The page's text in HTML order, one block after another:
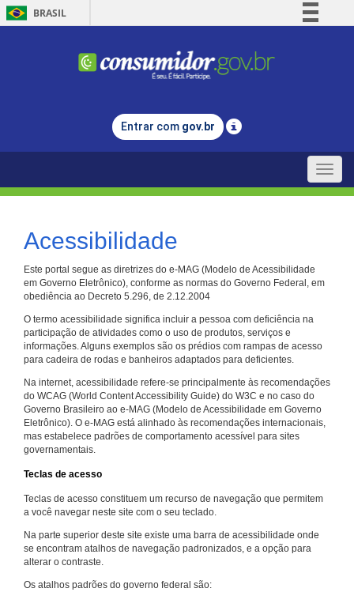
BRASIL
Comunica BR
Legislação
Entrar com gov.br
Toggle
Acessibilidade
Este portal segue as diretrizes do e-MAG (Modelo de Acessibilidade
em Governo Eletrônico), conforme as normas do Governo Federal, em
obediência ao Decreto 5.296, de 2.12.2004
O termo acessibilidade significa incluir a pessoa com deficiência na
participação de atividades como o uso de produtos, serviços e
informações. Alguns exemplos são os prédios com rampas de acesso
para cadeira de rodas e banheiros adaptados para deficientes.
Na internet, acessibilidade refere-se principalmente às recomendações
do WCAG (World Content Accessibility Guide) do W3C e no caso do
Governo Brasileiro ao e-MAG (Modelo de Acessibilidade em Governo
Eletrônico). O e-MAG está alinhado às recomendações internacionais,
mas estabelece padrões de comportamento acessível para sites
governamentais.
Teclas de acesso
Teclas de acesso constituem um recurso de navegação que permitem
a você navegar neste site com o seu teclado.
Na parte superior deste site existe uma barra de acessibilidade onde
se encontram atalhos de navegação padronizados, e a opção para
alterar o contraste.
Os atalhos padrões do governo federal são: